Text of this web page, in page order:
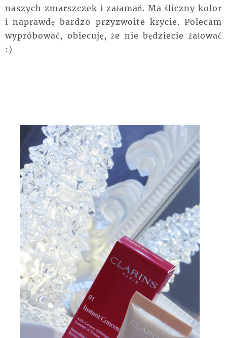
naszych zmarszczek i załamań. Ma śliczny kolor
i naprawdę bardzo przyzwoite krycie. Polecam
wypróbować, obiecuję, że nie będziecie żałować
:)